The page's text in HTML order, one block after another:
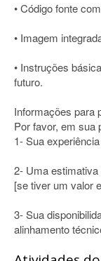
• Código fonte
• Imagem
• Instruções
futuro.
Informações para
Por favor, em sua
1- Sua
2- Uma
[se tiver um valor
3- Sua
alinhamento